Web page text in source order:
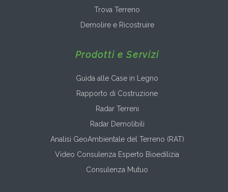
Trova Terreno
Demolire e Ricostruire
Prodotti e Servizi
Guida alle Case in Legno
Rapporto di Costruzione
Radar Terreni
Radar Demolibili
Analisi GeoAmbientale del Terreno (RAT)
Video Consulenza Esperto Bioedilizia
Consulenza Mutuo